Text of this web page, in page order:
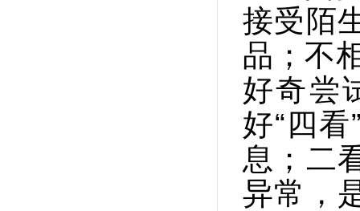
接受陌
品；不
好奇尝
好“四
息；二
异常，